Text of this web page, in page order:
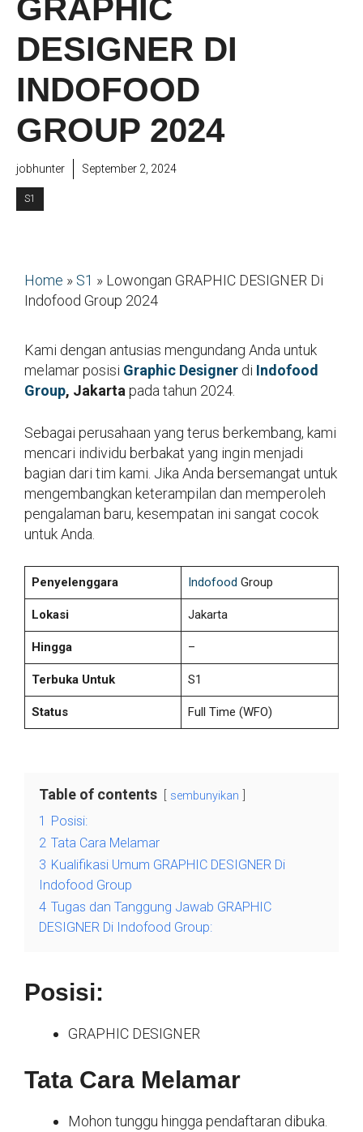
GRAPHIC
DESIGNER DI
INDOFOOD
GROUP 2024
jobhunter September 2, 2024
S1
Home » S1 » Lowongan GRAPHIC DESIGNER Di
Indofood Group 2024
Kami dengan antusias mengundang Anda untuk
melamar posisi Graphic Designer di Indofood
Group, Jakarta pada tahun 2024.
Sebagai perusahaan yang terus berkembang, kami
mencari individu berbakat yang ingin menjadi
bagian dari tim kami. Jika Anda bersemangat untuk
mengembangkan keterampilan dan memperoleh
pengalaman baru, kesempatan ini sangat cocok
untuk Anda.
Penyelenggara Indofood Group
Lokasi Jakarta
Hingga –
Terbuka Untuk S1
Status Full Time (WFO)
Table of contents sembunyikan
1
Posisi:
2 Tata Cara Melamar
3 Kualifikasi Umum GRAPHIC DESIGNER Di
Indofood Group
4 Tugas dan Tanggung Jawab GRAPHIC
DESIGNER Di Indofood Group:
Posisi:
GRAPHIC DESIGNER
Tata Cara Melamar
Mohon tunggu hingga pendaftaran dibuka.